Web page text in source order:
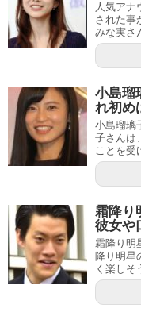
人気アナ
された事
みな実さ
小島瑠
れ初め
小島瑠璃
子さんは
ことを受
霜降り
彼女や
霜降り明
降り明星
く楽しそ